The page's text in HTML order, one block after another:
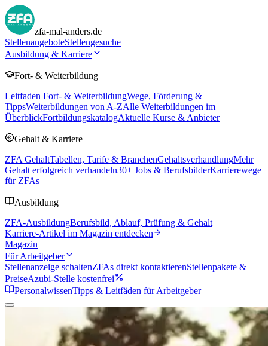
zfa-mal-anders.de
StellenangeboteStellengesuche
Ausbildung & Karriere
Fort- & Weiterbildung
Leitfaden Fort- & WeiterbildungWege, Förderung &
TippsWeiterbildungen von A-ZAlle Weiterbildungen im
ÜberblickFortbildungskatalogAktuelle Kurse & Anbieter
Gehalt & Karriere
ZFA GehaltTabellen, Tarife & BranchenGehaltsverhandlungMehr
Gehalt erfolgreich verhandeln30+ Jobs & BerufsbilderKarrierewege
für ZFAs
Ausbildung
ZFA-AusbildungBerufsbild, Ablauf, Prüfung & Gehalt
Karriere-Artikel im Magazin entdecken
Magazin
Für Arbeitgeber
Stellenanzeige schaltenZFAs direkt kontaktierenStellenpakete &
PreiseAzubi-Stelle kostenfrei
PersonalwissenTipps & Leitfäden für Arbeitgeber